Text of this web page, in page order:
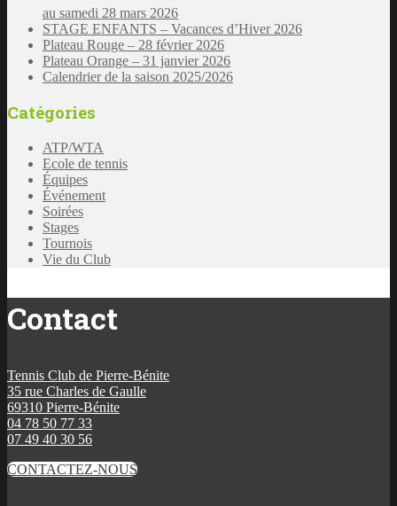
au samedi 28 mars 2026
STAGE ENFANTS – Vacances d’Hiver 2026
Plateau Rouge – 28 février 2026
Plateau Orange – 31 janvier 2026
Calendrier de la saison 2025/2026
Catégories
ATP/WTA
Ecole de tennis
Équipes
Événement
Soirées
Stages
Tournois
Vie du Club
Contact
Tennis Club de Pierre-Bénite
35 rue Charles de Gaulle
69310 Pierre-Bénite
04 78 50 77 33
07 49 40 30 56
CONTACTEZ-NOUS